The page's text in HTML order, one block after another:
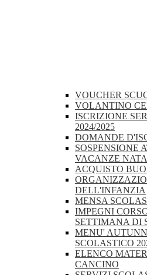
VOUCHER
VOLANTINO
ISCRIZIONE
2024/2025
DOMANDE
SOSPENSIONE
VACANZE
ACQUISTO
DELL'INFANZIA
MENSA
IMPEGNI
SETTIMANA DI
MENU'
SCOLASTICO
ELENCO
CANCINO